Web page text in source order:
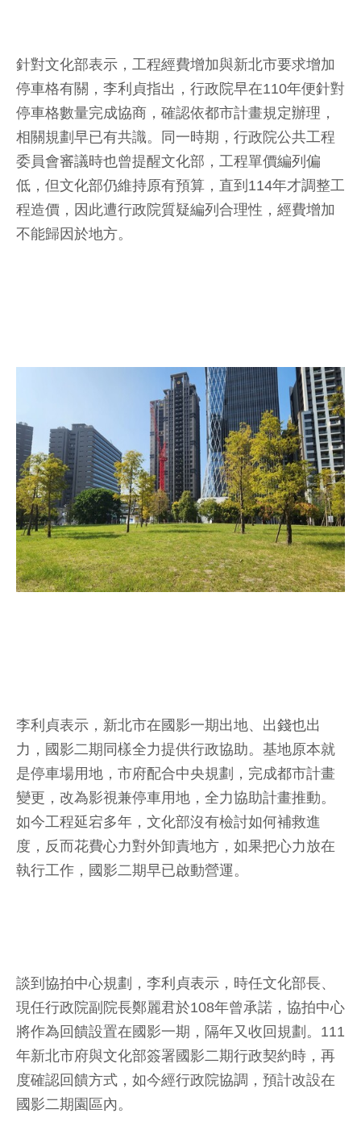
針對文化部表示，工程經費增加與新北市要求增加
停車格有關，李利貞指出，行政院早在110年便針對
停車格數量完成協商，確認依都市計畫規定辦理，
相關規劃早已有共識。同一時期，行政院公共工程
委員會審議時也曾提醒文化部，工程單價編列偏
低，但文化部仍維持原有預算，直到114年才調整工
程造價，因此遭行政院質疑編列合理性，經費增加
不能歸因於地方。
李利貞表示，新北市在國影一期出地、出錢也出
力，國影二期同樣全力提供行政協助。基地原本就
是停車場用地，市府配合中央規劃，完成都市計畫
變更，改為影視兼停車用地，全力協助計畫推動。
如今工程延宕多年，文化部沒有檢討如何補救進
度，反而花費心力對外卸責地方，如果把心力放在
執行工作，國影二期早已啟動營運。
談到協拍中心規劃，李利貞表示，時任文化部長、
現任行政院副院長鄭麗君於108年曾承諾，協拍中心
將作為回饋設置在國影一期，隔年又收回規劃。111
年新北市府與文化部簽署國影二期行政契約時，再
度確認回饋方式，如今經行政院協調，預計改設在
國影二期園區內。